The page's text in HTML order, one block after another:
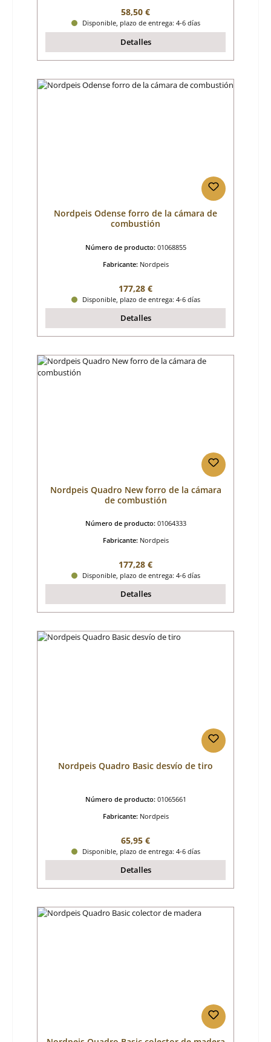
Precio normal:
58,50 €
Disponible, plazo de entrega: 4-6 días
Detalles
Nordpeis Odense forro de la cámara de
combustión
Número de producto: 01068855
Fabricante: Nordpeis
Precio normal:
177,28 €
Disponible, plazo de entrega: 4-6 días
Detalles
Nordpeis Quadro New forro de la cámara
de combustión
Número de producto: 01064333
Fabricante: Nordpeis
Precio normal:
177,28 €
Disponible, plazo de entrega: 4-6 días
Detalles
Nordpeis Quadro Basic desvío de tiro
Número de producto: 01065661
Fabricante: Nordpeis
Precio normal:
65,95 €
Disponible, plazo de entrega: 4-6 días
Detalles